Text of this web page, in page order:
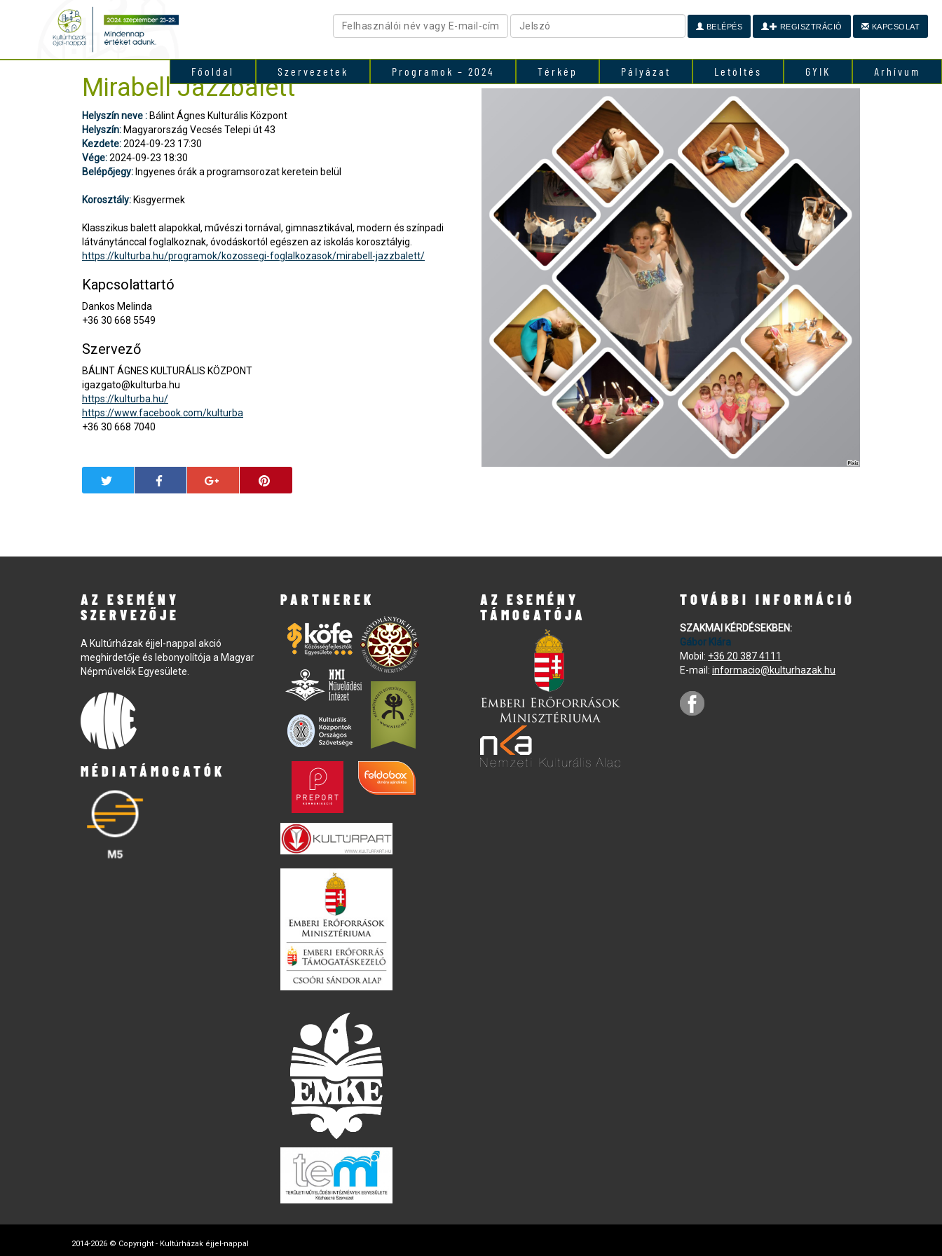
Főoldal Szervezetek Programok – 2024 Térkép Pályázat Letöltés GYIK Arhívum
BELÉPÉS REGISZTRÁCIÓ KAPCSOLAT
Mirabell Jazzbalett
Helyszín neve : Bálint Ágnes Kulturális Központ
Helyszín: Magyarország Vecsés Telepi út 43
Kezdete:2024-09-23 17:30
Vége:2024-09-23 18:30
Belépőjegy: Ingyenes órák a programsorozat keretein belül
Korosztály: Kisgyermek
Klasszikus balett alapokkal, művészi tornával, gimnasztikával, modern és színpadi
látványtánccal foglalkoznak, óvodáskortól egészen az iskolás korosztályig.
https://kulturba.hu/programok/kozossegi-foglalkozasok/mirabell-jazzbalett/
Kapcsolattartó
Dankos Melinda
+36 30 668 5549
Szervező
BÁLINT ÁGNES KULTURÁLIS KÖZPONT
igazgato@kulturba.hu
https://kulturba.hu/
https://www.facebook.com/kulturba
+36 30 668 7040
AZ ESEMÉNY
SZERVEZŐJE
A Kultúrházak éjjel-nappal akció
meghirdetője és lebonyolítója a Magyar
Népművelők Egyesülete.
MÉDIATÁMOGATÓK
PARTNEREK
AZ ESEMÉNY
TÁMOGATÓJA
TOVÁBBI INFORMÁCIÓ
SZAKMAI KÉRDÉSEKBEN:
Gábor Klára
Mobil: +36 20 387 4111
E-mail: informacio@kulturhazak.hu
2014-2026 © Copyright - Kultúrházak éjjel-nappal